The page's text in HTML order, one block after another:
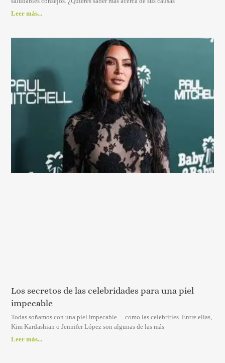
Leer más...
Los secretos de las celebridades para una piel
impecable
Todas soñamos con una piel impecable… como las celebrities. Entre ellas,
Kim Kardashian o Jennifer López son algunas de las más
Leer más...